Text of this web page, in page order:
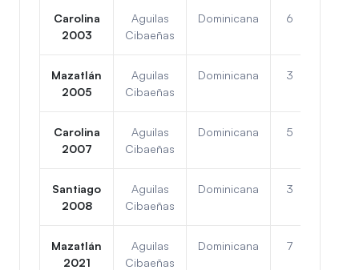
Carolina
2003
Aguilas
Cibaeñas
Dominicana 6
Mazatlán
2005
Aguilas
Cibaeñas
Dominicana 3
Carolina
2007
Aguilas
Cibaeñas
Dominicana 5
Santiago
2008
Aguilas
Cibaeñas
Dominicana 3
Mazatlán
2021
Aguilas
Cibaeñas
Dominicana 7